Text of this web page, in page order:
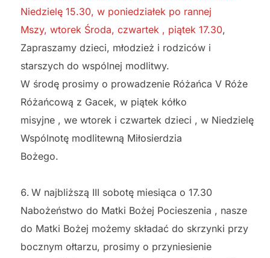
Niedzielę 15.30, w poniedziałek po rannej
Mszy, wtorek Środa, czwartek , piątek 17.30,
Zapraszamy dzieci, młodzież i rodziców i
starszych do wspólnej modlitwy.
W środę prosimy o prowadzenie Różańca V Róże
Różańcową z Gacek, w piątek kółko
misyjne , we wtorek i czwartek dzieci , w Niedzielę
Wspólnotę modlitewną Miłosierdzia
Bożego.
W najbliższą III sobotę miesiąca o 17.30
Nabożeństwo do Matki Bożej Pocieszenia , nasze
do Matki Bożej możemy składać do skrzynki przy
bocznym ołtarzu, prosimy o przyniesienie